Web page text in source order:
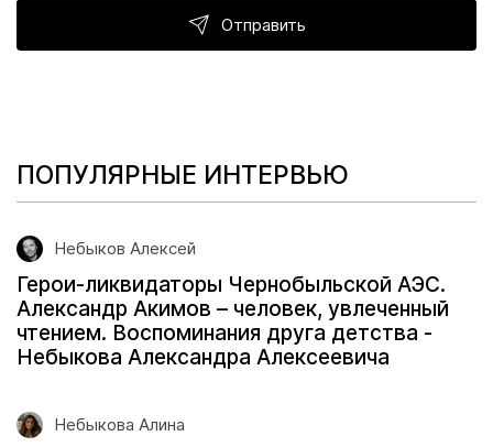
Отправить
ПОПУЛЯРНЫЕ ИНТЕРВЬЮ
Небыков Алексей
Герои-ликвидаторы Чернобыльской АЭС.
Александр Акимов – человек, увлеченный
чтением. Воспоминания друга детства -
Небыкова Александра Алексеевича
Небыкова Алина